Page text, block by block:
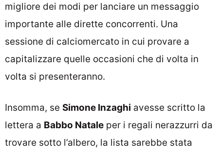
migliore dei modi per lanciare un messaggio
importante alle dirette concorrenti. Una
sessione di calciomercato in cui provare a
capitalizzare quelle occasioni che di volta in
volta si presenteranno.
Insomma, se Simone Inzaghi avesse scritto la
lettera a Babbo Natale per i regali nerazzurri da
trovare sotto l’albero, la lista sarebbe stata